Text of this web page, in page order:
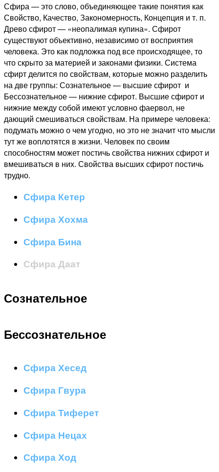
Сфира — это слово, объединяющее такие понятия как
Свойство, Качество, Закономерность, Концепция и т. п.
Древо сфирот — «неопалимая купина». Сфирот
существуют объективно, независимо от восприятия
человека. Это как подложка под все происходящее, то
что скрыто за материей и законами физики. Система
сфирт делится по свойствам, которые можно разделить
на две группы: Сознательное — высшие сфирот и
Бессознательное — нижние сфирот. Высшие сфирот и
нижние между собой имеют условно фаервол, не
дающий смешиваться свойствам. На примере человека:
подумать можно о чем угодно, но это не значит что мысли
тут же воплотятся в жизни. Человек по своим
способностям может постичь свойства нижних сфирот и
вмешиваться в них. Свойства высших сфирот постичь
трудно.
Сфира Кетер
Сфира Хохма
Сфира Бина
Сфира Даат
Сознательное
Бессознательное
Сфира Хесед
Сфира Гвура
Сфира Тиферет
Сфира Нецах
Сфира Ход